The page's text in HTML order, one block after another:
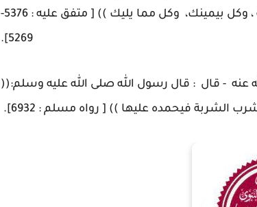
وكانت يدي تعيش في الصحفة فقال لي: (( يا غلام سم الله ، وكل بيمينك، وكل مما يليك )) [ متفق عليه : 5376-
5269].
عنه - قال : قال رسول الله صلى الله عليه وسلم:((
الشربة فيحمده عليها )) [ رواه مسلم : 6932].